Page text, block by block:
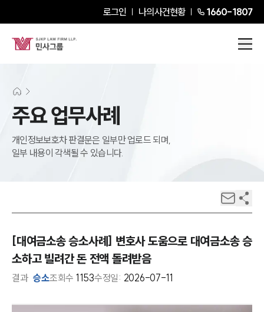
로그인 나의사건현황 1660-1807
주요 업무사례
개인정보보호차 판결문은 일부만 업로드 되며,
일부 내용이 각색될 수 있습니다.
[대여금소송 승소사례] 변호사 도움으로 대여금소송 승
소하고 빌려간 돈 전액 돌려받음
결과 승소조회수 1153수정일: 2026-07-11